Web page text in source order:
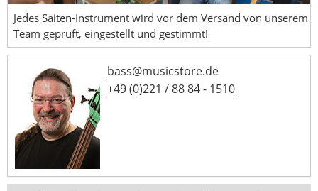
Jedes Saiten-Instrument wird vor dem Versand von unserem
Team geprüft, eingestellt und gestimmt!
bass@musicstore.de
+49 (0)221 / 88 84 - 1510